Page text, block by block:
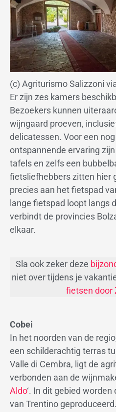
(c) Agriturismo Salizzoni
Er zijn zes kamers
Bezoekers kunnen
wijngaard proeven,
delicatessen. Voor een
ontspannende ervaring
tafels en zelfs een
fietsliefhebbers zitten hier
precies aan het fietspad
lange fietspad loopt langs
verbindt de provincies
elkaar.
Sla ook zeker deze
niet over tijdens je
fietsen door
Cobei
In het noorden van de
een schilderachtig terras
Valle di Cembra, ligt de
verbonden aan de
Aldo‘. In dit gebied
van Trentino geproduceerd.